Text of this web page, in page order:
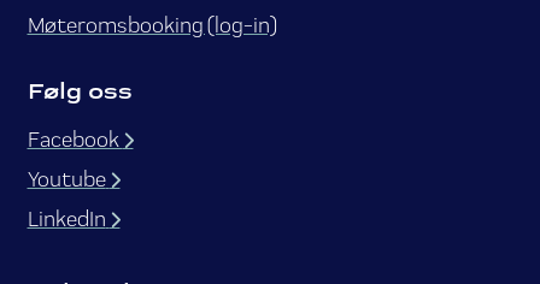
Møteromsbooking (log-in)
Følg oss
Facebook
Youtube
LinkedIn